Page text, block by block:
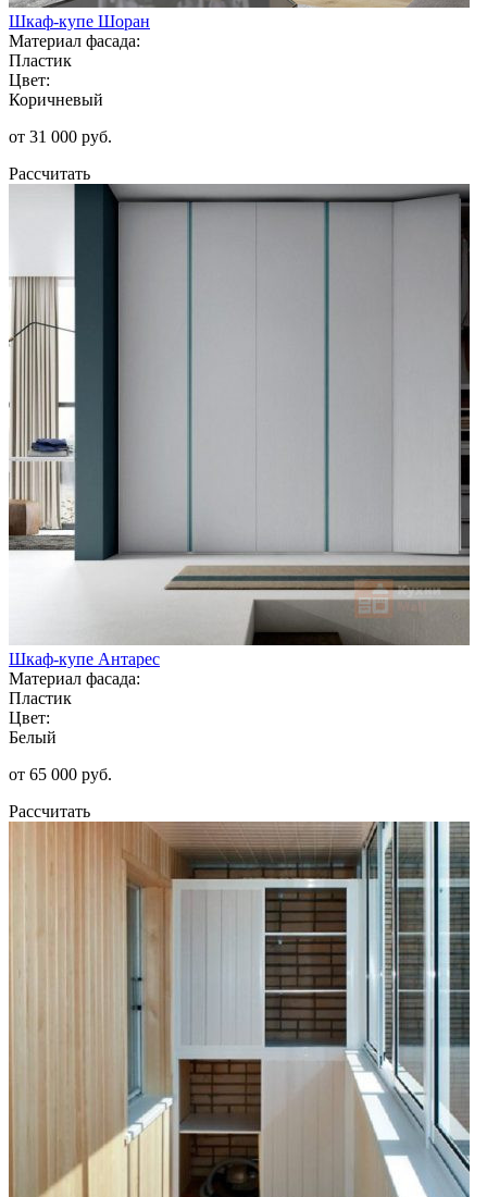
Шкаф-купе Шоран
Материал фасада:
Пластик
Цвет:
Коричневый
от 31 000 руб.
Рассчитать
Шкаф-купе Антарес
Материал фасада:
Пластик
Цвет:
Белый
от 65 000 руб.
Рассчитать